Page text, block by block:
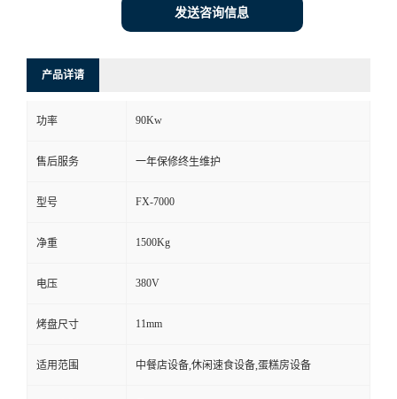
发送咨询信息
产品详请
功率 90Kw
售后服务 一年保修终生维护
型号 FX-7000
净重 1500Kg
电压 380V
烤盘尺寸 11mm
适用范围 中餐店设备,休闲速食设备,蛋糕房设备